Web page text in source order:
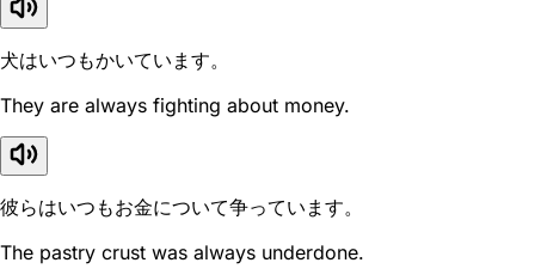
犬はいつもかいています。
They are always fighting about money.
彼らはいつもお金について争っています。
The pastry crust was always underdone.